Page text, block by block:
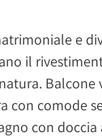
e
il
Balcone
con comode
con doccia